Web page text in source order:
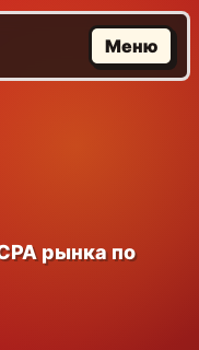
Меню
рынка по